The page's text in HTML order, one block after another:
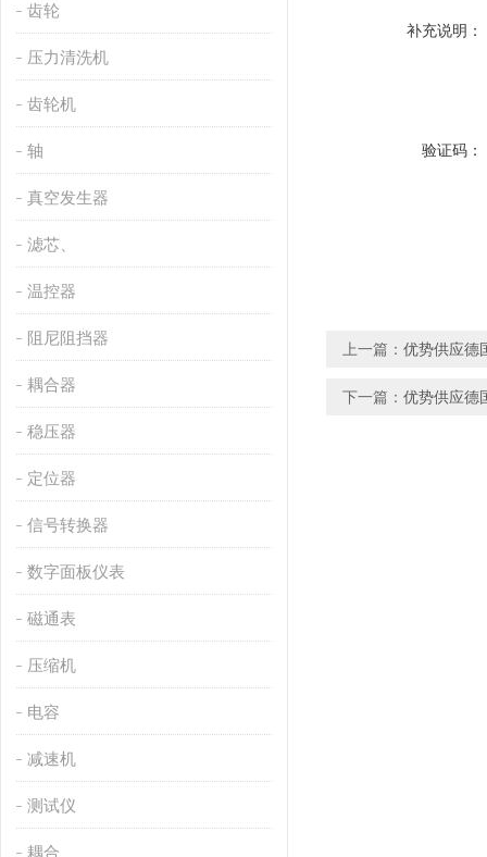
齿轮
压力清洗机
齿轮机
轴
真空发生器
滤芯、
温控器
阻尼阻挡器
耦合器
稳压器
定位器
信号转换器
数字面板仪表
磁通表
压缩机
电容
减速机
测试仪
耦合
补充说明：
验证码：
上一篇： 优势供应德
下一篇： 优势供应德